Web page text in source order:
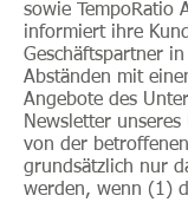
sowie TempoRatio
informiert ihre
Geschäftspartner
Abständen mit
Angebote des
Newsletter
von der
grundsätzlich nur
werden, wenn (1)